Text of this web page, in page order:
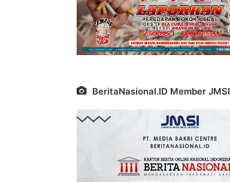
BeritaNasional.ID Member JMSI